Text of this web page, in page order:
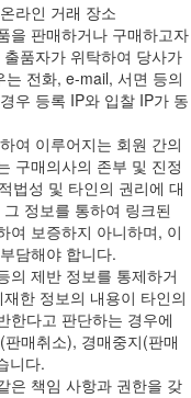
라인 거래 장소
을 판매하거나 구매하고자
품자가 위탁하여 당사가
전화, e-mail, 서면 등의
우 등록 IP와 입찰 IP가 동
여 이루어지는 회원 간의
구매의사의 존부 및 진정
법성 및 타인의 권리에 대
정보를 통하여 링크된
여 보증하지 아니하며, 이
담해야 합니다.
제반 정보를 통제하거
한 정보의 내용이 타인의
한다고 판단하는 경우에
매취소), 경매중지(판매
니다.
은 책임 사항과 권한을 갖